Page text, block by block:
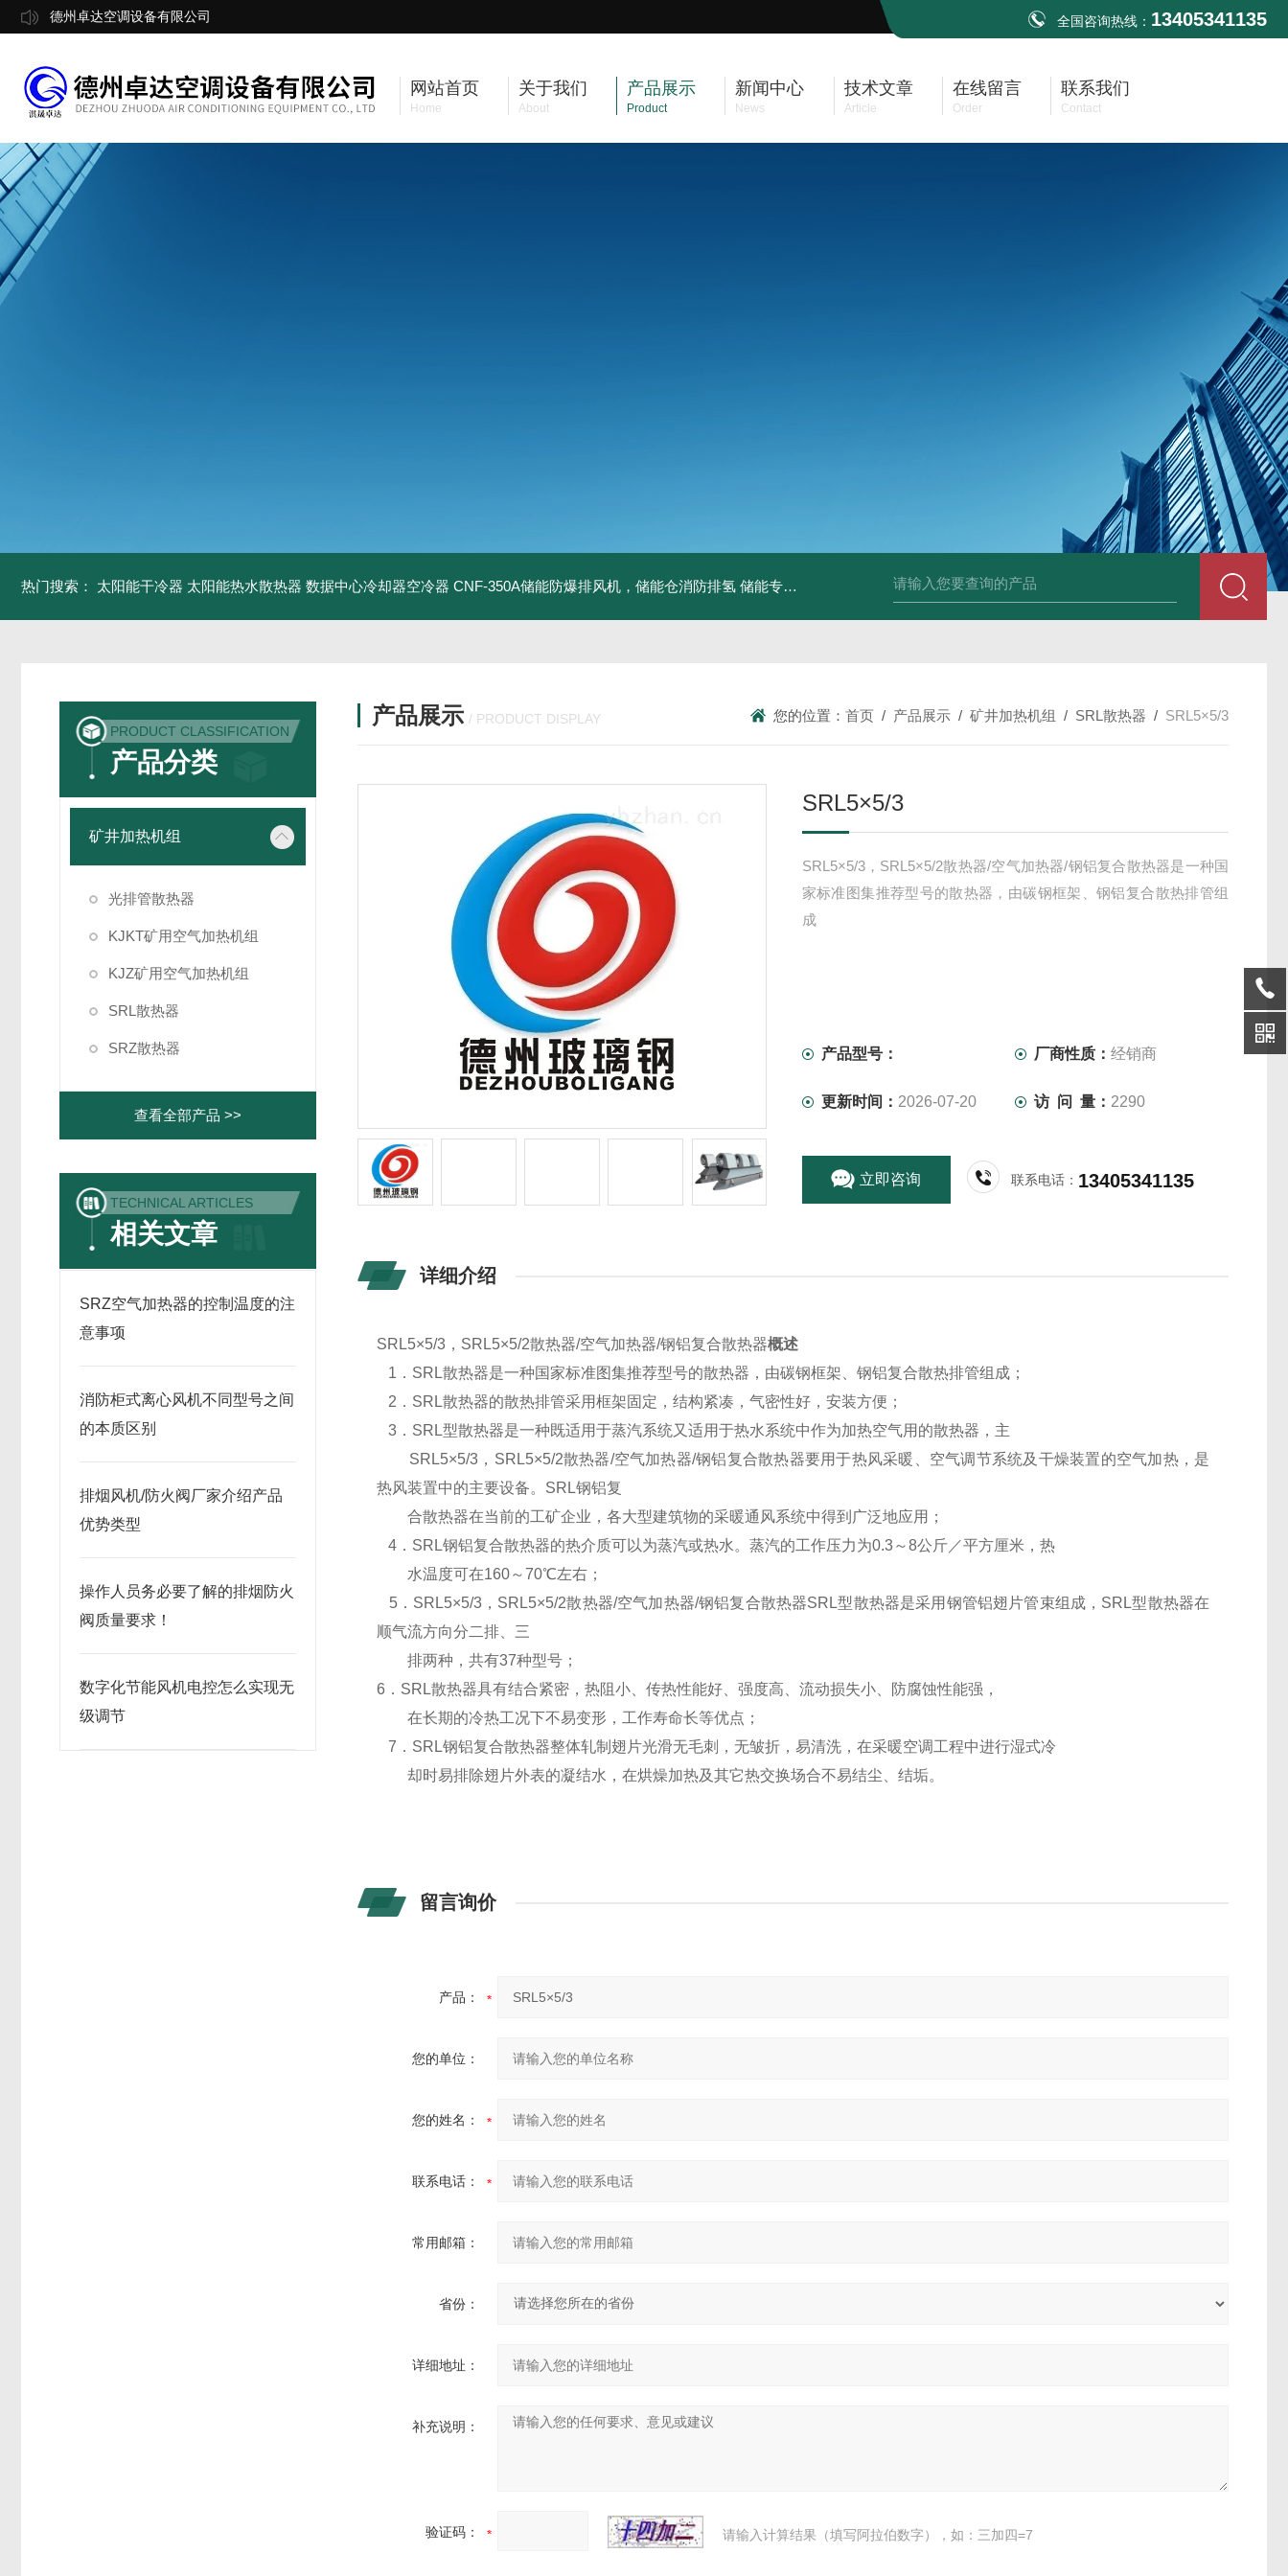
德州卓达空调设备有限公司 全国咨询热线： 13405341135
网站首页
Home
关于我们
About
产品展示
Product
新闻中心
News
技术文章
Article
在线留言
Order
联系我们
Contact
热门搜索： 太阳能干冷器 太阳能热水散热器 数据中心冷却器空冷器 CNF-350A储能防爆排风机，储能仓消防排氢 储能专用风机 储能箱风机 储能柜专用风机 PF-200/300/400/500排气扇/卫生间通风器
PRODUCT CLASSIFICATION
产品分类
矿井加热机组
光排管散热器
KJKT矿用空气加热机组
KJZ矿用空气加热机组
SRL散热器
SRZ散热器
查看全部产品 >>
TECHNICAL ARTICLES
相关文章
SRZ空气加热器的控制温度的注
意事项
消防柜式离心风机不同型号之间
的本质区别
排烟风机/防火阀厂家介绍产品
优势类型
操作人员务必要了解的排烟防火
阀质量要求！
数字化节能风机电控怎么实现无
级调节
产品展示 / PRODUCT DISPLAY 您的位置： 首页 / 产品展示 / 矿井加热机组 / SRL散热器 / SRL5×5/3
SRL5×5/3
SRL5×5/3，SRL5×5/2散热器/空气加热器/钢铝复合散热器是一种国
家标准图集推荐型号的散热器，由碳钢框架、钢铝复合散热排管组
成
产品型号： 厂商性质：经销商
更新时间： 2026-07-20 访 问 量： 2290
立即咨询 联系电话： 13405341135
详细介绍
SRL5×5/3，SRL5×5/2散热器/空气加热器/钢铝复合散热器概述
1．SRL散热器是一种国家标准图集推荐型号的散热器，由碳钢框架、钢铝复合散热排管组成；
2．SRL散热器的散热排管采用框架固定，结构紧凑，气密性好，安装方便；
3．SRL型散热器是一种既适用于蒸汽系统又适用于热水系统中作为加热空气用的散热器，主
SRL5×5/3，SRL5×5/2散热器/空气加热器/钢铝复合散热器要用于热风采暖、空气调节系统及干燥装置的空气加热，是
热风装置中的主要设备。SRL钢铝复
合散热器在当前的工矿企业，各大型建筑物的采暖通风系统中得到广泛地应用；
4．SRL钢铝复合散热器的热介质可以为蒸汽或热水。蒸汽的工作压力为0.3～8公斤／平方厘米，热
水温度可在160～70℃左右；
5． SRL5×5/3，SRL5×5/2散热器/空气加热器/钢铝复合散热器SRL型散热器是采用钢管铝翅片管束组成，SRL型散热器在
顺气流方向分二排、三
排两种，共有37种型号；
6．SRL散热器具有结合紧密，热阻小、传热性能好、强度高、流动损失小、防腐蚀性能强，
在长期的冷热工况下不易变形，工作寿命长等优点；
7．SRL钢铝复合散热器整体轧制翅片光滑无毛刺，无皱折，易清洗，在采暖空调工程中进行湿式冷
却时易排除翅片外表的凝结水，在烘燥加热及其它热交换场合不易结尘、结垢。
留言询价
产品：
您的单位：
您的姓名：
联系电话：
常用邮箱：
省份：
详细地址：
补充说明：
验证码： 请输入计算结果（填写阿拉伯数字），如：三加四=7